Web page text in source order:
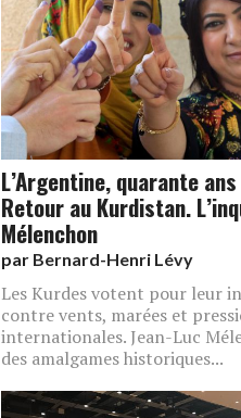
L’Argentine, quarante
Retour au Kurdistan.
Mélenchon
par Bernard-Henri Lévy
Les Kurdes votent pour leur
contre vents, marées et
internationales. Jean-Luc
des amalgames historiques...